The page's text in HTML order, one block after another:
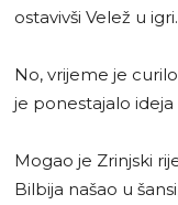
ostavivši Velež u igri.
No, vrijeme je
je ponestajalo
Mogao je Zrinjski
Bilbija našao u